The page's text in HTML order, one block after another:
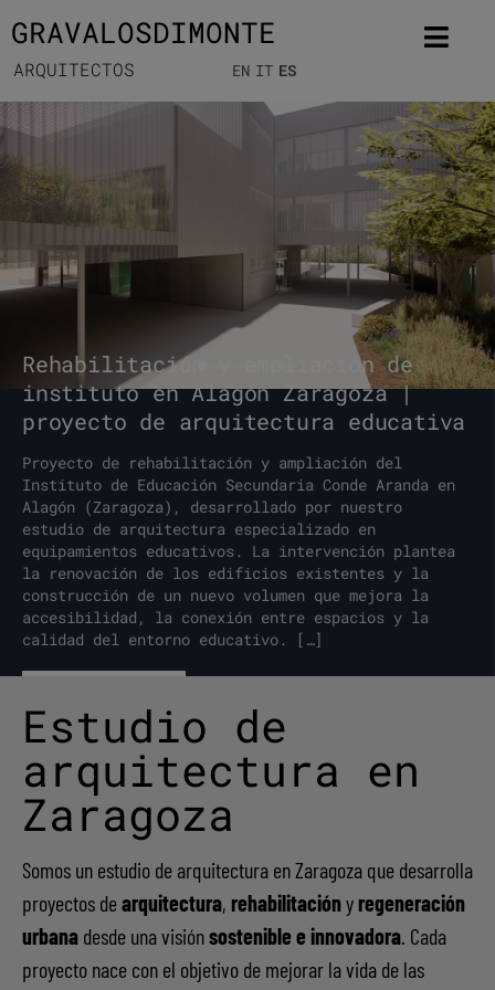
GRAVALOSDIMONTE
ARQUITECTOS EN IT ES
Rehabilitación y ampliación de
instituto en Alagón Zaragoza |
proyecto de arquitectura educativa
Proyecto de rehabilitación y ampliación del
Instituto de Educación Secundaria Conde Aranda en
Alagón (Zaragoza), desarrollado por nuestro
estudio de arquitectura especializado en
equipamientos educativos. La intervención plantea
la renovación de los edificios existentes y la
construcción de un nuevo volumen que mejora la
accesibilidad, la conexión entre espacios y la
calidad del entorno educativo. […]
Estudio de
arquitectura en
Zaragoza
Somos un estudio de arquitectura en Zaragoza que desarrolla
proyectos dearquitectura, rehabilitaciónyregeneración
urbana desde una visiónsostenible e innovadora. Cada
proyecto nace con el objetivo de mejorar la vida de las